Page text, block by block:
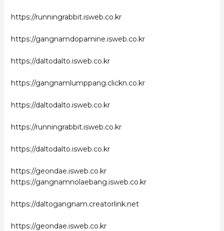
https://runningrabbit.isweb.co.kr
https://gangnamdopamine.isweb.co.kr
https://daltodalto.isweb.co.kr
https://gangnamlumppang.clickn.co.kr
https://daltodalto.isweb.co.kr
https://runningrabbit.isweb.co.kr
https://daltodalto.isweb.co.kr
https://geondae.isweb.co.kr
https://gangnamnolaebang.isweb.co.kr
https://daltogangnam.creatorlink.net
https://geondae.isweb.co.kr